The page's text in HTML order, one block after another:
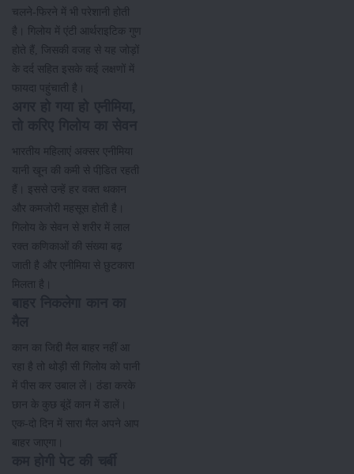
चलने-फिरने में भी परेशानी होती
है। गिलोय में एंटी आर्थराइटिक गुण
होते हैं, जिसकी वजह से यह जोड़ों
के दर्द सहित इसके कई लक्षणों में
फायदा पहुंचाती है।
भारतीय महिलाएं अक्सर एनीमिया
यानी खून की कमी से पीडि़त रहती
हैं। इससे उन्हें हर वक्त थकान
और कमजोरी महसूस होती है।
गिलोय के सेवन से शरीर में लाल
रक्त कणिकाओं की संख्या बढ़
जाती है और एनीमिया से छुटकारा
मिलता है।
कान का जिद्दी मैल बाहर नहीं आ
रहा है तो थोड़ी सी गिलोय को पानी
में पीस कर उबाल लें। ठंडा करके
छान के कुछ बूंदें कान में डालें।
एक-दो दिन में सारा मैल अपने आप
बाहर जाएगा।